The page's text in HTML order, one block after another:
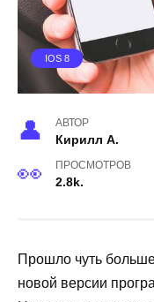
IOS 8
АВТОР
Кирилл А.
ПРОСМОТРОВ
2.8k.
Прошло чуть
новой версии